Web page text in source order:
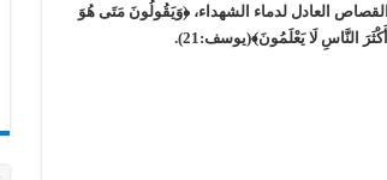
العادل لدماء الشهداء، ﴿وَيَقُولُونَ مَتَى هُوَ